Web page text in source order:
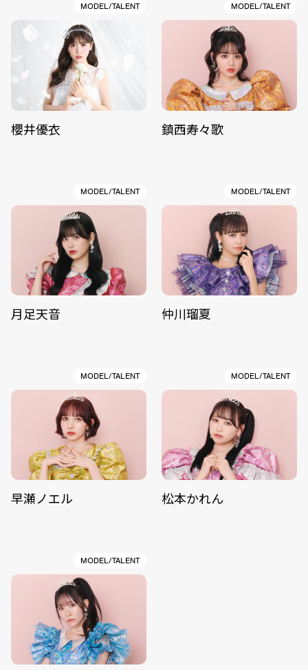
MODEL/TALENT
櫻井優衣
MODEL/TALENT
鎮西寿々歌
MODEL/TALENT
月足天音
MODEL/TALENT
仲川瑠夏
MODEL/TALENT
早瀬ノエル
MODEL/TALENT
松本かれん
MODEL/TALENT